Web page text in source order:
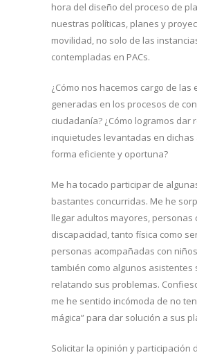
hora del diseño del proceso de
nuestras políticas, planes y
movilidad, no solo de las
contempladas en PACs.
¿Cómo nos hacemos cargo de las
generadas en los procesos de
ciudadanía? ¿Cómo logramos dar
inquietudes levantadas en dichas
forma eficiente y oportuna?
Me ha tocado participar de
bastantes concurridas. Me he
llegar adultos mayores, personas
discapacidad, tanto física como
personas acompañadas con
también como algunos asistentes
relatando sus problemas.
me he sentido incómoda de no
mágica” para dar solución a sus
Solicitar la opinión y participación